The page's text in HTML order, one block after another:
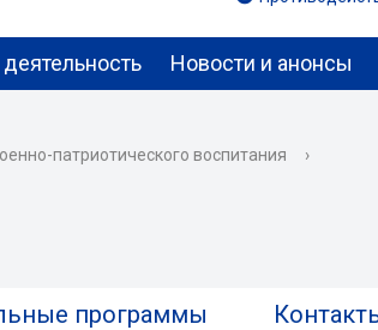
Новости и анонсы
патриотического воспитания
›
программы